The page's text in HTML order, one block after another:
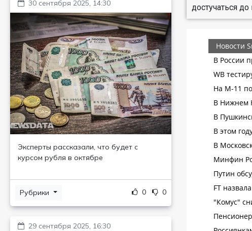
30 сентября 2025, 14:30
Эксперты рассказали, что будет с
курсом рубля в октябре
Рубрики 0 0
29 сентября 2025, 16:30
достучаться